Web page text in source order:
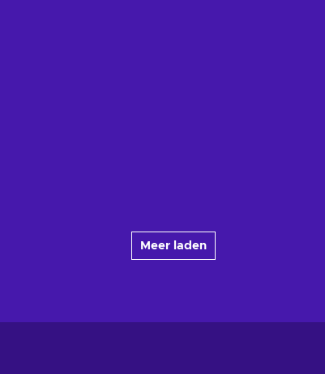
Meer laden